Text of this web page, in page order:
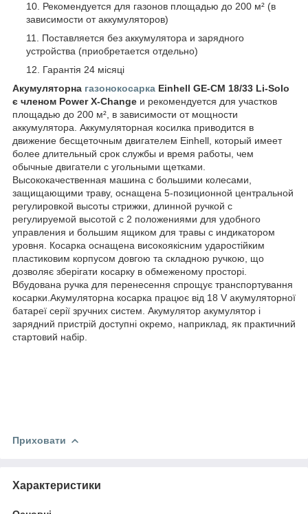
Рекомендуется для газонов площадью до 200 м² (в
зависимости от аккумуляторов)
Поставляется без аккумулятора и зарядного
устройства (приобретается отдельно)
Гарантія 24 місяці
Акумуляторна газонокосарка Einhell GE-CM 18/33 Li-Solo
є членом Power X-Change и рекомендуется для участков
площадью до 200 м², в зависимости от мощности
аккумулятора. Аккумуляторная косилка приводится в
движение бесщеточным двигателем Einhell, который имеет
более длительный срок службы и время работы, чем
обычные двигатели с угольными щетками.
Высококачественная машина с большими колесами,
защищающими траву, оснащена 5-позиционной центральной
регулировкой высоты стрижки, длинной ручкой с
регулируемой высотой с 2 положениями для удобного
управления и большим ящиком для травы с индикатором
уровня. Косарка оснащена високоякісним ударостійким
пластиковим корпусом довгою та складною ручкою, що
дозволяє зберігати косарку в обмеженому просторі.
Вбудована ручка для перенесення спрощує транспортування
косарки.Акумуляторна косарка працює від 18 V акумуляторної
батареї серії зручних систем. Акумулятор акумулятор і
зарядний пристрій доступні окремо, наприклад, як практичний
стартовий набір.
Приховати
Характеристики